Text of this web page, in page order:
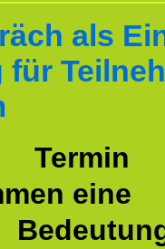
als
eine